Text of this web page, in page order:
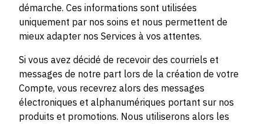
démarche. Ces informations sont utilisées
uniquement par nos soins et nous permettent de
mieux adapter nos Services à vos attentes.
Si vous avez décidé de recevoir des courriels et
messages de notre part lors de la création de votre
Compte, vous recevrez alors des messages
électroniques et alphanumériques portant sur nos
produits et promotions. Nous utiliserons alors les